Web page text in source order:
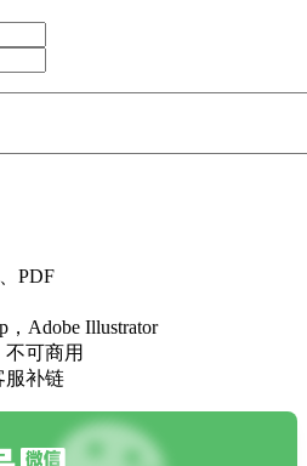
PDF
，Adobe Illustrator
可商用
服补链